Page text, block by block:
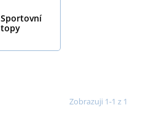
Sportovní
topy
Zobrazuji 1-1 z 1